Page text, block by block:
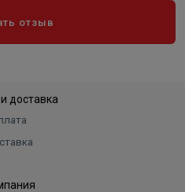
отзыв
доставка